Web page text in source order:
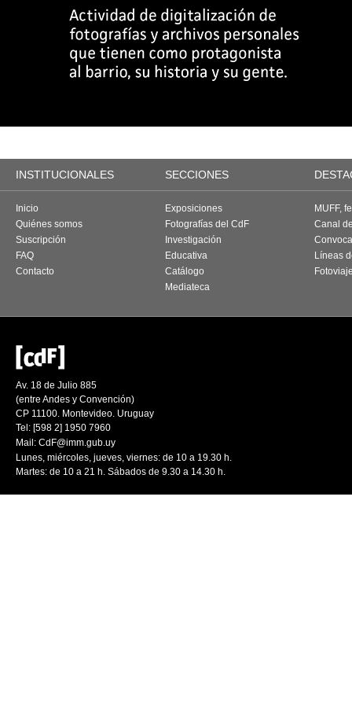
INSTITUCIONALES SECCIONES
Inicio
Quiénes somos
Suscripción
FAQ
Contacto
Exposiciones
Fotografías del CdF
Investigación
Educativa
Catálogo
Mediateca
MUFF,
Canal
Líneas
Av. 18 de Julio 885
(entre Andes y Convención)
CP 11100. Montevideo. Uruguay
Tel: [598 2] 1950 7960
Mail: CdF@imm.gub.uy
Lunes, miércoles, jueves, viernes: de 10 a 19.30 h.
Martes: de 10 a 21 h. Sábados de 9.30 a 14.30 h.